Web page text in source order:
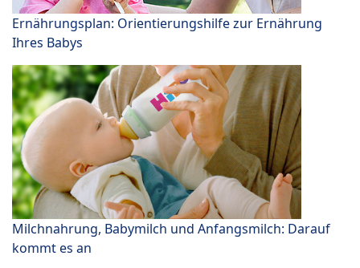
Ernährungsplan: Orientierungshilfe zur Ernährung
Ihres Babys
Milchnahrung, Babymilch und Anfangsmilch: Darauf
kommt es an